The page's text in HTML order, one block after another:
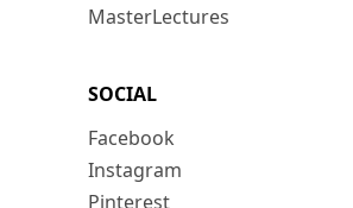
MasterLectures
SOCIAL
Facebook
Instagram
Pinterest